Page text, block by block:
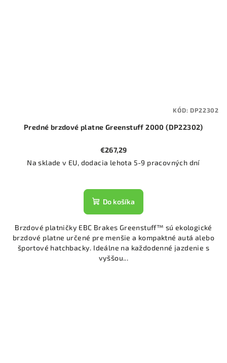
Predné brzdové platne Greenstuff 2000 (DP22302)
€267,29
Na sklade v EU, dodacia lehota 5-9 pracovných dní
Do košíka
Brzdové platničky EBC Brakes Greenstuff™ sú ekologické
brzdové platne určené pre menšie a kompaktné autá alebo
športové hatchbacky. Ideálne na každodenné jazdenie s
vyššou...
KÓD:DP22302